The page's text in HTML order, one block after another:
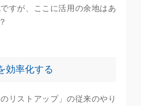
すが、ここに活用の余地はあ
効率化する
リストアップ」の従来のやり